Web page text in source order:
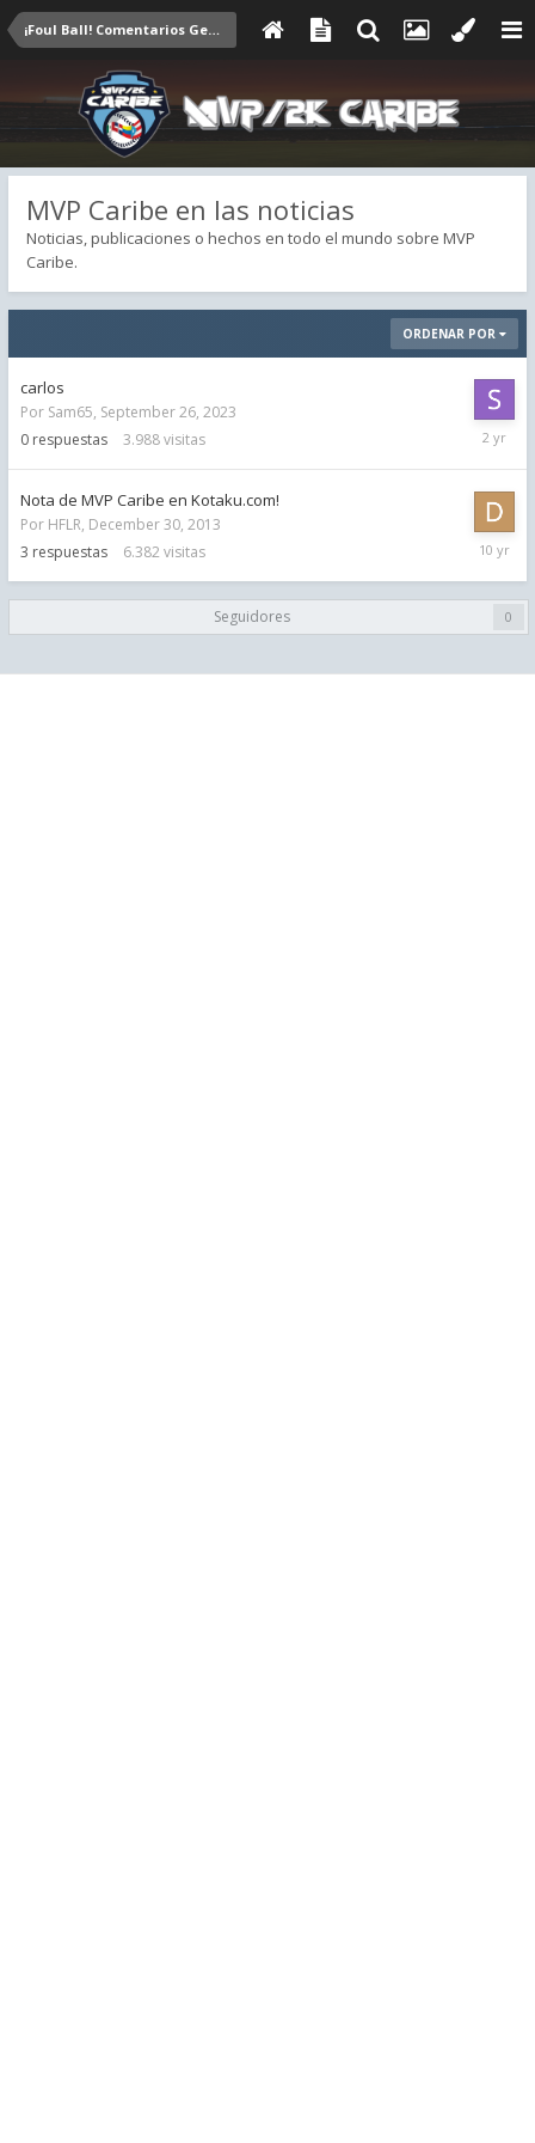
¡Foul Ball! Comentarios Generales
MVP Caribe en las noticias
Noticias, publicaciones o hechos en todo el mundo sobre MVP
Caribe.
ORDENAR POR
carlos
Por Sam65, September 26, 2023
0 respuestas 3.988visitas
26,
2023
Nota de MVP Caribe en Kotaku.com!
Por HFLR, December 30, 2013
3 respuestas 6.382 visitas
February
2016
Seguidores
0